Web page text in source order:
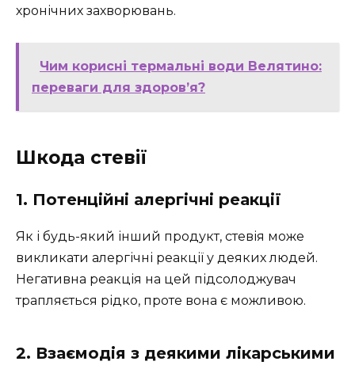
хронічних захворювань.
Чим корисні термальні води Велятино:
переваги для здоров’я?
Шкода стевії
1. Потенційні алергічні реакції
Як і будь-який інший продукт, стевія може
викликати алергічні реакції у деяких людей.
Негативна реакція на цей підсолоджувач
трапляється рідко, проте вона є можливою.
2. Взаємодія з деякими лікарськими